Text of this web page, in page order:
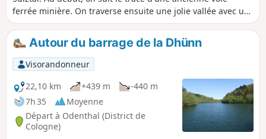
ferrée minière. On traverse ensuite une jolie vallée avec un
ruisseau, passe par Dresherscheid, puis Wildphal et
Oberkühlheim. On repasse ensuite par Obersteeg pour
revenir au point de départ.
Autour du barrage de la Dhünn
Visorandonneur
22,10 km
+439 m
-440 m
7h 35
Moyenne
Départ à Odenthal (District de
Cologne)